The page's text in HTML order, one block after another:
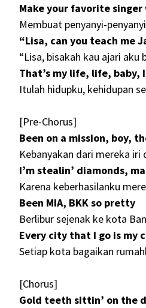
Make your favorite
Membuat penyanyi-
“Lisa, can you teach me
“Lisa, bisakah kau ajari aku
That’s my life, life, baby,
Itulah hidupku, kehidupan
[Pre-Chorus]
Been on a mission, boy,
Kebanyakan dari mereka iri
I’m stealin’ diamonds,
Karena keberhasilanku
Been MIA, BKK so pretty
Berlibur sejenak ke kota
Every city that I go is my
Setiap kota bagaikan
[Chorus]
Gold teeth sittin’ on the